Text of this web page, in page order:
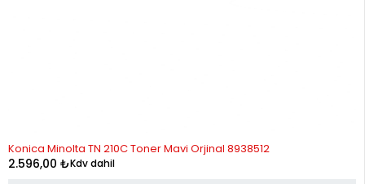
Konica Minolta TN 210C Toner Mavi Orjinal 8938512
2.596,00 ₺Kdv dahil